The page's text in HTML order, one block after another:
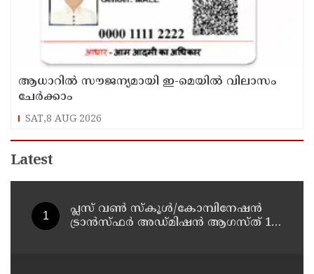
ആധാറിൽ സൗജന്യമായി ഇ-മെയിൽ വിലാസം
ചേർക്കാം
SAT,8 AUG 2026
Latest
പ്ലസ് വൺ സ്‌കൂൾ/കോമ്പിനേഷൻ
ട്രാൻസ്ഫർ അഡ്മിഷൻ ആഗസ്ത് 10,